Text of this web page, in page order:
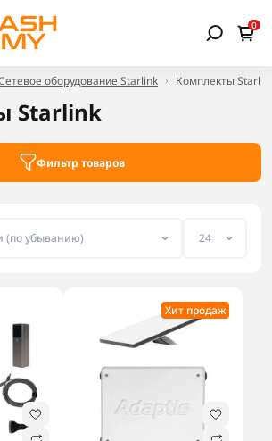
0
оборудование Starlink Комплекты
Starlink
Фильтр товаров
Хит продаж